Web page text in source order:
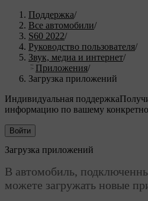
Поддержка/
Все автомобили/
S60 2022/
Руководство пользователя/
Звук, медиа и интернет/
Приложения/
Загрузка приложений
Индивидуальная поддержка
информацию по вашему
Войти
Загрузка приложений
В автомобиль,
можете загружать новые